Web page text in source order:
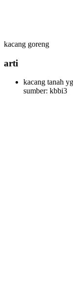
kacang goreng
arti
kacang tanah
sumber: kbbi3